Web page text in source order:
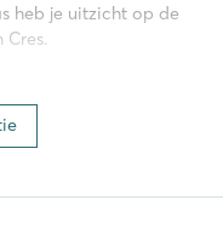
heb je uitzicht op de
die je nodig heeft voor